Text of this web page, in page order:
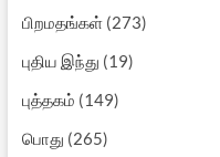
பிறமதங்கள்(273)
புதிய இந்து (19)
புத்தகம் (149)
பொது (265)